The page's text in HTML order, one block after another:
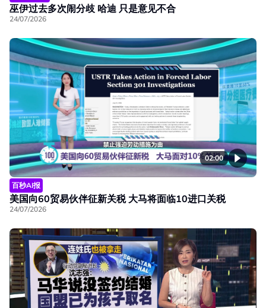
巫伊过去多次闹分歧 哈迪 只是意见不合
24/07/2026
02:00
百秒AI报
美国向60贸易伙伴征新关税 大马将面临10进口关税
24/07/2026